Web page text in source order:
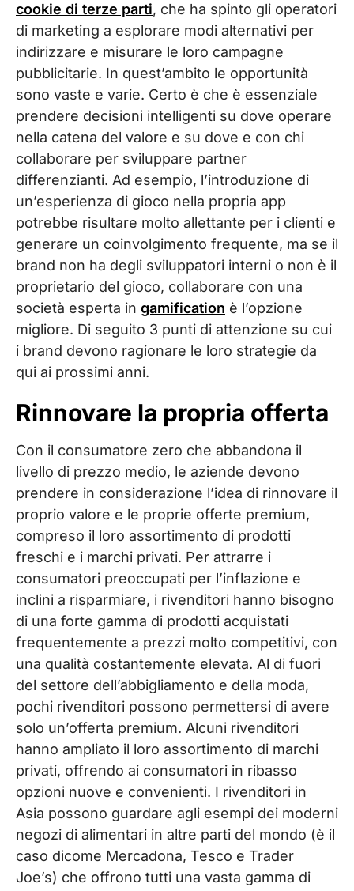
cookie di terze parti, che ha spinto gli operatori
di marketing a esplorare modi alternativi per
indirizzare e misurare le loro campagne
pubblicitarie. In quest’ambito le opportunità
sono vaste e varie. Certo è che è essenziale
prendere decisioni intelligenti su dove operare
nella catena del valore e su dove e con chi
collaborare per sviluppare partner
differenzianti. Ad esempio, l’introduzione di
un’esperienza di gioco nella propria app
potrebbe risultare molto allettante per i clienti e
generare un coinvolgimento frequente, ma se il
brand non ha degli sviluppatori interni o non è il
proprietario del gioco, collaborare con una
società esperta in gamification è l’opzione
migliore. Di seguito 3 punti di attenzione su cui
i brand devono ragionare le loro strategie da
qui ai prossimi anni.
Rinnovare la propria offerta
Con il consumatore zero che abbandona il
livello di prezzo medio, le aziende devono
prendere in considerazione l’idea di rinnovare il
proprio valore e le proprie offerte premium,
compreso il loro assortimento di prodotti
freschi e i marchi privati. Per attrarre i
consumatori preoccupati per l’inflazione e
inclini a risparmiare, i rivenditori hanno bisogno
di una forte gamma di prodotti acquistati
frequentemente a prezzi molto competitivi, con
una qualità costantemente elevata. Al di fuori
del settore dell’abbigliamento e della moda,
pochi rivenditori possono permettersi di avere
solo un’offerta premium. Alcuni rivenditori
hanno ampliato il loro assortimento di marchi
privati, offrendo ai consumatori in ribasso
opzioni nuove e convenienti. I rivenditori in
Asia possono guardare agli esempi dei moderni
negozi di alimentari in altre parti del mondo (è il
caso dicome Mercadona, Tesco e Trader
Joe’s) che offrono tutti una vasta gamma di